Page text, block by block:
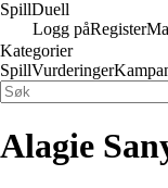
SpillDuell
Logg påRegister
Kategorier
SpillVurderinger
Alagie